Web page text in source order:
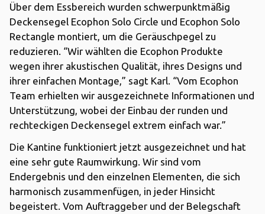
Über dem Essbereich wurden schwerpunktmäßig
Deckensegel Ecophon Solo Circle und Ecophon Solo
Rectangle montiert, um die Geräuschpegel zu
reduzieren. “Wir wählten die Ecophon Produkte
wegen ihrer akustischen Qualität, ihres Designs und
ihrer einfachen Montage,” sagt Karl. “Vom Ecophon
Team erhielten wir ausgezeichnete Informationen und
Unterstützung, wobei der Einbau der runden und
rechteckigen Deckensegel extrem einfach war.”
Die Kantine funktioniert jetzt ausgezeichnet und hat
eine sehr gute Raumwirkung. Wir sind vom
Endergebnis und den einzelnen Elementen, die sich
harmonisch zusammenfügen, in jeder Hinsicht
begeistert. Vom Auftraggeber und der Belegschaft